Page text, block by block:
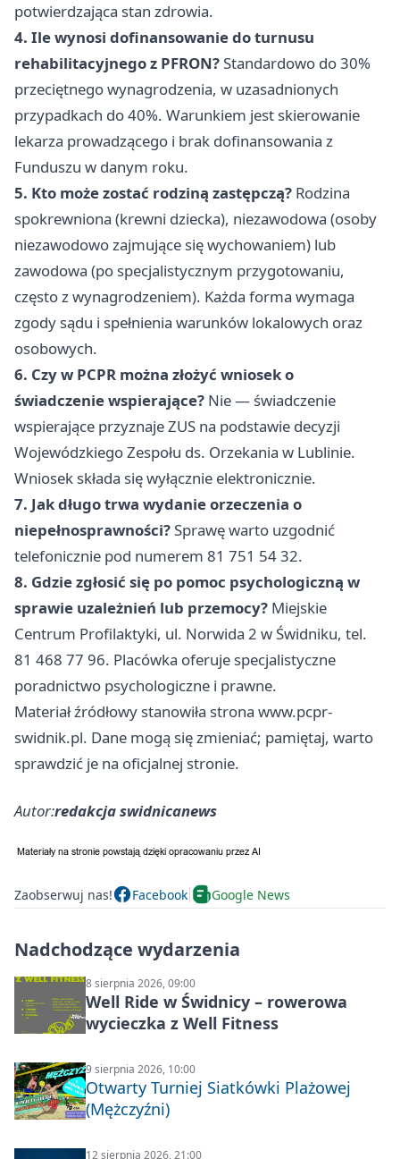
potwierdzająca stan zdrowia.
4. Ile wynosi dofinansowanie do turnusu
rehabilitacyjnego z PFRON?Standardowo do 30%
przeciętnego wynagrodzenia, w uzasadnionych
przypadkach do 40%. Warunkiem jest skierowanie
lekarza prowadzącego i brak dofinansowania z
Funduszu w danym roku.
5. Kto może zostać rodziną zastępczą? Rodzina
spokrewniona (krewni dziecka), niezawodowa (osoby
niezawodowo zajmujące się wychowaniem) lub
zawodowa (po specjalistycznym przygotowaniu,
często z wynagrodzeniem). Każda forma wymaga
zgody sądu i spełnienia warunków lokalowych oraz
osobowych.
6. Czy w PCPR można złożyć wniosek o
świadczenie wspierające? Nie — świadczenie
wspierające przyznaje ZUS na podstawie decyzji
Wojewódzkiego Zespołu ds. Orzekania w Lublinie.
Wniosek składa się wyłącznie elektronicznie.
7. Jak długo trwa wydanie orzeczenia o
niepełnosprawności?Sprawę warto uzgodnić
telefonicznie pod numerem 81 751 54 32.
8. Gdzie zgłosić się po pomoc psychologiczną w
sprawie uzależnień lub przemocy? Miejskie
Centrum Profilaktyki, ul. Norwida 2 w Świdniku, tel.
81 468 77 96. Placówka oferuje specjalistyczne
poradnictwo psychologiczne i prawne.
Materiał źródłowy stanowiła strona www.pcpr-
swidnik.pl. Dane mogą się zmieniać; pamiętaj, warto
sprawdzić je na oficjalnej stronie.
Autor:redakcja swidnicanews
Zaobserwuj nas! Facebook Google News
Nadchodzące wydarzenia
8 sierpnia 2026, 09:00
Well Ride w Świdnicy – rowerowa
wycieczka z Well Fitness
9 sierpnia 2026, 10:00
Otwarty Turniej Siatkówki Plażowej
(Mężczyźni)
12 sierpnia 2026, 21:00